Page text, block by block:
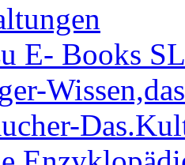
E- Books